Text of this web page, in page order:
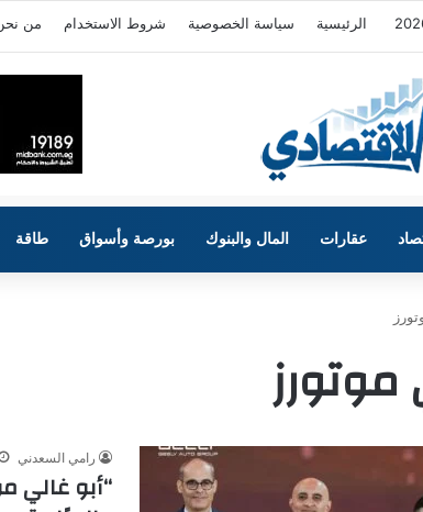
الرئيسية سياسة الخصوصية شروط الاستخدام من
عقارات المال والبنوك بورصة وأسواق طاقة
موتورز
رامي السعدني
“أبو غالي